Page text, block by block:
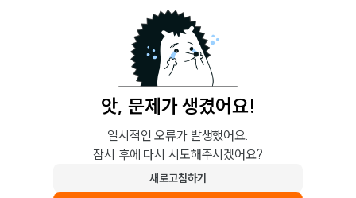
앗, 문제가 생겼어요!
일시적인 오류가 발생했어요.
잠시 후에 다시 시도해주시겠어요?
새로고침하기